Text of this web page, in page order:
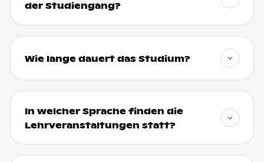
der Studiengang?
Wie lange dauert das Studium?
In welcher Sprache finden die
Lehrveranstaltungen statt?